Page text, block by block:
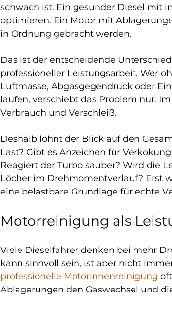
schwach ist. Ein gesunder Diesel mit
optimieren. Ein Motor mit
in Ordnung gebracht werden.
Das ist der entscheidende
professioneller Leistungsarbeit. Wer
Luftmasse, Abgasgegendruck oder
laufen, verschiebt das Problem nur.
Verbrauch und Verschleiß.
Deshalb lohnt der Blick auf den
Last? Gibt es Anzeichen für
Reagiert der Turbo sauber? Wird die
Löcher im Drehmomentverlauf? Erst
eine belastbare Grundlage für echte
Motorreinigung als
Viele Dieselfahrer denken bei mehr
kann sinnvoll sein, ist aber nicht
professionelle Motorinnenreinigung
Ablagerungen den Gaswechsel und